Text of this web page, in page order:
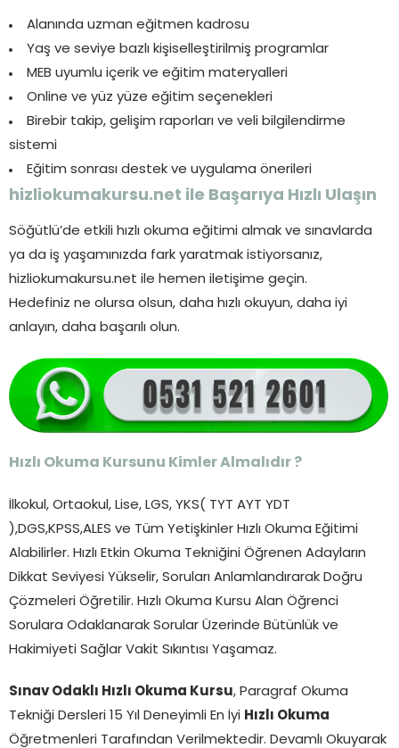
Alanında uzman eğitmen kadrosu
Yaş ve seviye bazlı kişiselleştirilmiş programlar
MEB uyumlu içerik ve eğitim materyalleri
Online ve yüz yüze eğitim seçenekleri
Birebir takip, gelişim raporları ve veli bilgilendirme
sistemi
Eğitim sonrası destek ve uygulama önerileri
hizliokumakursu.net ile Başarıya Hızlı Ulaşın
Söğütlü’de etkili hızlı okuma eğitimi almak ve sınavlarda
ya da iş yaşamınızda fark yaratmak istiyorsanız,
hizliokumakursu.net ile hemen iletişime geçin.
Hedefiniz ne olursa olsun, daha hızlı okuyun, daha iyi
anlayın, daha başarılı olun.
Hızlı Okuma Kursunu Kimler Almalıdır ?
İlkokul, Ortaokul, Lise, LGS, YKS( TYT AYT YDT
),DGS,KPSS,ALES ve Tüm Yetişkinler Hızlı Okuma Eğitimi
Alabilirler. Hızlı Etkin Okuma Tekniğini Öğrenen Adayların
Dikkat Seviyesi Yükselir, Soruları Anlamlandırarak Doğru
Çözmeleri Öğretilir. Hızlı Okuma Kursu Alan Öğrenci
Sorulara Odaklanarak Sorular Üzerinde Bütünlük ve
Hakimiyeti Sağlar Vakit Sıkıntısı Yaşamaz.
Sınav Odaklı Hızlı Okuma Kursu , Paragraf Okuma
Tekniği Dersleri 15 Yıl Deneyimli En İyi Hızlı Okuma
Öğretmenleri Tarafından Verilmektedir. Devamlı Okuyarak